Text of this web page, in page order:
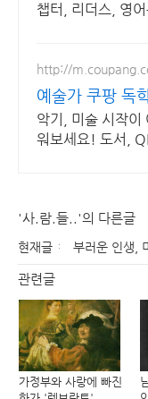
챕터, 리더스, 영
http://
예술가 쿠팡 독
악기, 미술 시작이
워보세요! 도서,
'사.람.들..'의 다른글
현재글 부러운 인생,
관련글
가정부와 사랑에 빠진